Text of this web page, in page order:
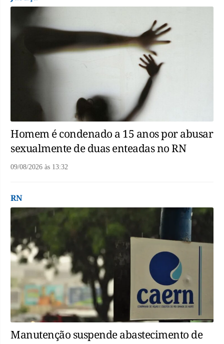
Homem é condenado a 15 anos por abusar
sexualmente de duas enteadas no RN
09/08/2026 às 13:32
RN
Manutenção suspende abastecimento de